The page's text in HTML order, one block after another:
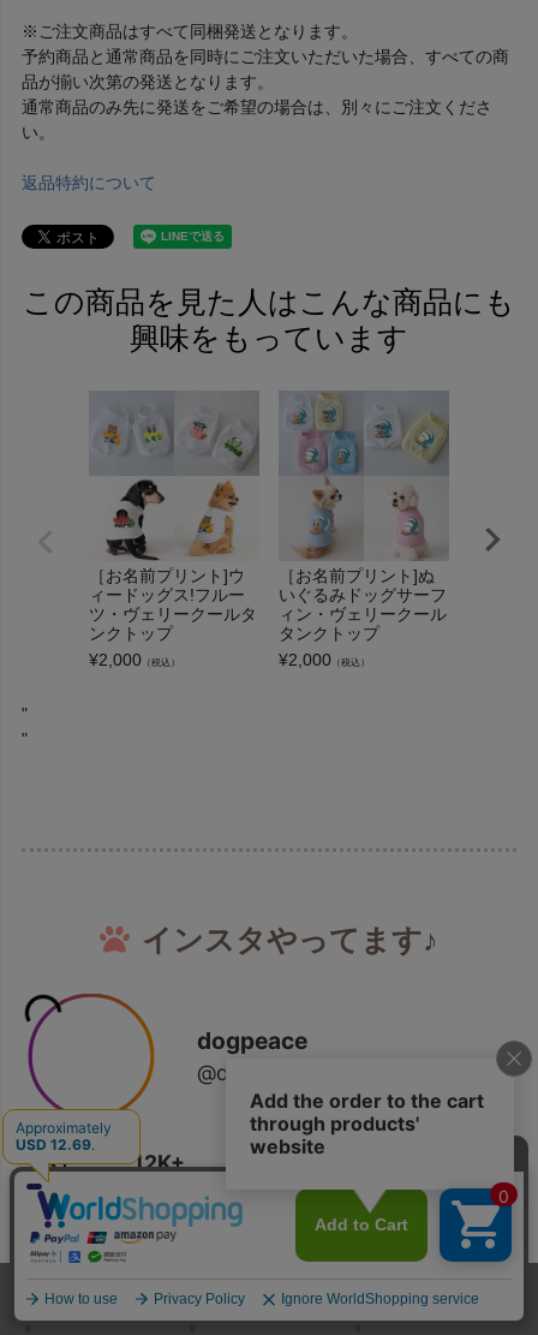
※ご注文商品はすべて同梱発送となります。
予約商品と通常商品を同時にご注文いただいた場合、すべての商
品が揃い次第の発送となります。
通常商品のみ先に発送をご希望の場合は、別々にご注文くださ
い。
返品特約について
この商品を見た人はこんな商品にも
興味をもっています
［お名前プリント]ウ
ィードッグス!フルー
ツ・ヴェリークールタ
ンクトップ
¥2,000 （税込）
［お名前プリント]ぬ
いぐるみドッグサーフ
ィン・ヴェリークール
タンクトップ
¥2,000 （税込）
"
"
インスタやってます♪